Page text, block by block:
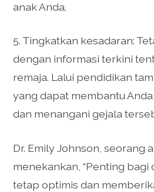
anak Anda.
5. Tingkatkan kesadaran:
dengan informasi terkini
remaja. Lalui pendidikan
yang dapat membantu
dan menangani gejala
Dr. Emily Johnson, seorang
menekankan, “Penting bagi
tetap optimis dan